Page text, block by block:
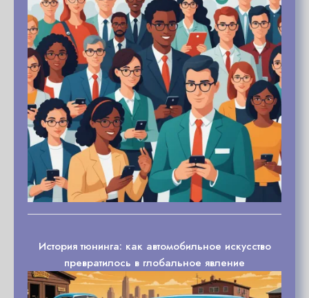
История тюнинга: как автомобильное искусство
превратилось в глобальное явление